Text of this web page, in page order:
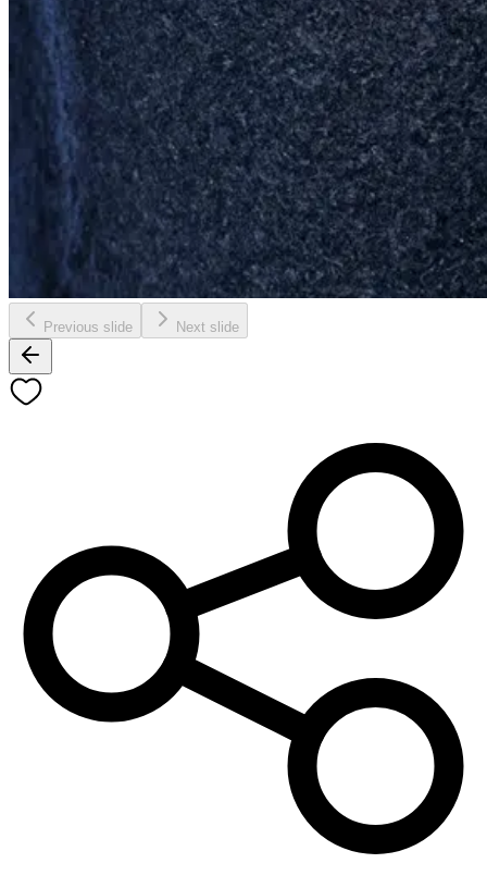
Previous slide Next slide